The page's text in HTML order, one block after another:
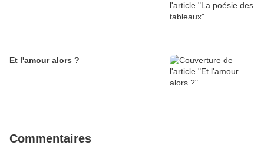
Et l'amour alors ?
Commentaires